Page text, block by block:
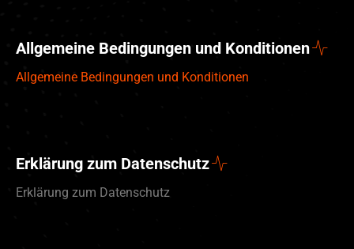
Allgemeine Bedingungen und Konditionen
Allgemeine Bedingungen und Konditionen
Erklärung zum Datenschutz
Erklärung zum Datenschutz